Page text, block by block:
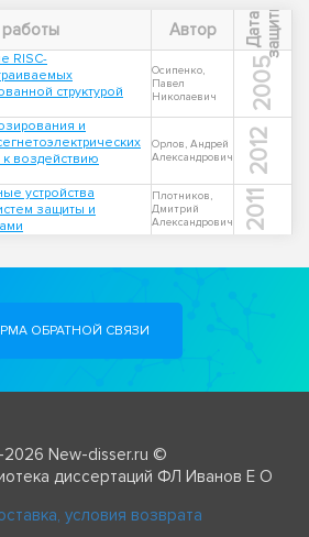
работы Автор Д
а
т
а
з
а
щ
и
т ы
RISC-
структурой
Осипенко,
Павел
Николаевич
2005
и
воздействию
Орлов, Андрей
Александрович
2012
устройства
защиты и
Плотников,
Дмитрий
Александрович
2011
ОБРАТНОЙ СВЯЗИ
2026 New-disser.ru ©
диссертаций ФЛ Иванов Е О
условия возврата